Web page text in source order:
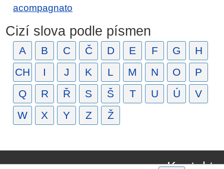
acompagnato
Cizí slova podle písmen
A B C Č D E F G
H
CH
I J K L M N O
P
Q
R Ř S Š T U Ú
V
W
X Y Z Ž